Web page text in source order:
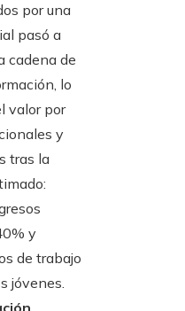
por una
pasó a
cadena de
lo
valor por
y
tras la
y
de trabajo
jóvenes.